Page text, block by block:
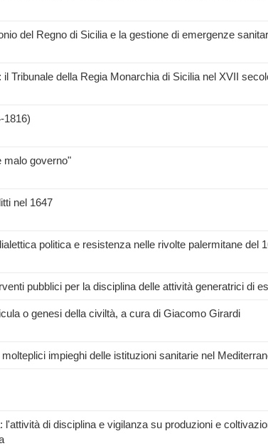
del Regno di Sicilia e la gestione di emergenze
Tribunale della Regia Monarchia di Sicilia nel XVII
1816)
malo governo"
nel 1647
politica e resistenza nelle rivolte palermitane del
pubblici per la disciplina delle attività generatrici di
o genesi della civiltà, a cura di Giacomo Girardi
impieghi delle istituzioni sanitarie nel
l'attività di disciplina e vigilanza su produzioni e